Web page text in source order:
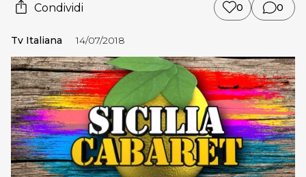
Condividi 0 0
Tv Italiana 14/07/2018